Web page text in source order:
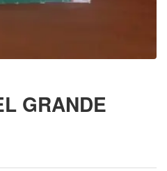
GRANDE